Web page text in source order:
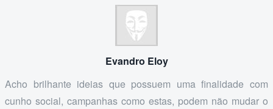
Evandro Eloy
Acho brilhante ideias que possuem uma finalidade com
cunho social, campanhas como estas, podem não mudar o